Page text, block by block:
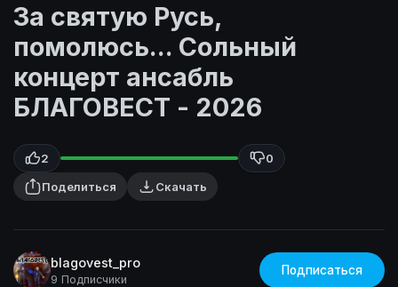
За святую Русь,
помолюсь... Сольный
концерт ансабль
БЛАГОВЕСТ - 2026
2
0
Поделиться
Скачать
blagovest_pro
9 Подписчики
Подписаться